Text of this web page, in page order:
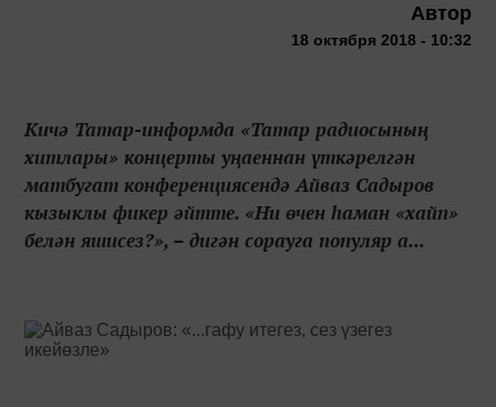
Автор
18 октября 2018 - 10:32
Кичә Татар-информда «Татар радиосының
хитлары» концерты уңаеннан үткәрелгән
матбугат конференциясендә Айваз Садыров
кызыклы фикер әйтте. «Ни өчен һаман «хайп»
белән яшисез?», – дигән сорауга популяр а...